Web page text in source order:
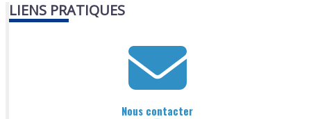
LIENS PRATIQUES
Nous contacter